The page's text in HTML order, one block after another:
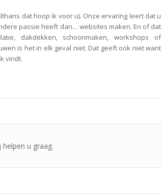
dat hoop ik voor u). Onze ervaring leert dat u
passie heeft dan… websites maken. En of dat
dakdekken, schoonmaken, workshops of
is het in elk geval niet. Dat geeft ook niet want
vindt.
u graag.